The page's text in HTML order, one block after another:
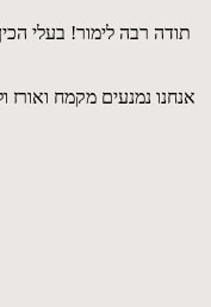
תודה רבה לימור! בעלי
אנחנו נמנעים מקמח